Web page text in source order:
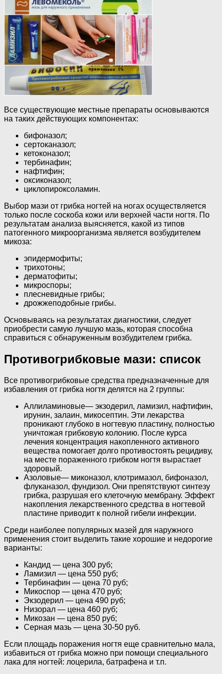
Все существующие местные препараты основываются
на таких действующих компонентах:
бифоназол;
сертоканазол;
кетоконазол;
тербинафин;
нафтифин;
оксиконазол;
циклопироксоламин.
Выбор мази от грибка ногтей на ногах осуществляется
только после соскоба кожи или верхней части ногтя. По
результатам анализа выясняется, какой из типов
патогенного микроорганизма является возбудителем
микоза:
эпидермофиты;
трихотоны;
дерматофиты;
микроспоры;
плесневидные грибы;
дрожжеподобные грибы.
Основываясь на результатах диагностики, следует
приобрести самую лучшую мазь, которая способна
справиться с обнаруженным возбудителем грибка.
Противогрибковые мази: список
Все противогрибковые средства предназначенные для
избавления от грибка ногтя делятся на 2 группы:
Аллиламиновые— экзодерил, ламизил, нафтифин,
ирунин, залаин, микосептин. Эти лекарства
проникают глубоко в ногтевую пластину, полностью
уничтожая грибковую колонию. После курса
лечения концентрация накопленного активного
вещества помогает долго противостоять рецидиву,
на месте пораженного грибком ногтя вырастает
здоровый.
Азоловые— миконазол, клотримазол, бифоназол,
флуканазол, фундизол. Они препятствуют синтезу
грибка, разрушая его клеточную мембрану. Эффект
накопления лекарственного средства в ногтевой
пластине приводит к полной гибели инфекции.
Среди наиболее популярных мазей для наружного
применения стоит выделить такие хорошие и недорогие
варианты:
Кандид — цена 300 руб;
Ламизил — цена 550 руб;
Тербинафин — цена 70 руб;
Микоспор — цена 470 руб;
Экзодерил — цена 490 руб;
Низорал — цена 460 руб;
Микозан — цена 850 руб;
Серная мазь — цена 30-50 руб.
Если площадь поражения ногтя еще сравнительно мала,
избавиться от грибка можно при помощи специального
лака для ногтей: лоцерила, батрафена и т.п.